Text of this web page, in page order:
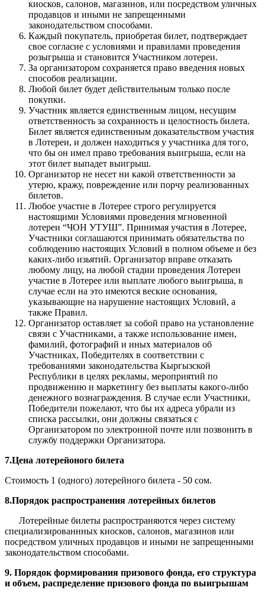
киосков, салонов, магазинов, или посредством уличных
продавцов и иными не запрещенными
законодательством способами.
Каждый покупатель, приобретая билет, подтверждает
свое согласие с условиями и правилами проведения
розыгрыша и становится Участником лотереи.
За организатором сохраняется право введения новых
способов реализации.
Любой билет будет действительным только после
покупки.
Участник является единственным лицом, несущим
ответственность за сохранность и целостность билета.
Билет является единственным доказательством участия
в Лотереи, и должен находиться у участника для того,
что бы он имел право требования выигрыша, если на
этот билет выпадет выигрыш.
Организатор не несет ни какой ответственности за
утерю, кражу, повреждение или порчу реализованных
билетов.
Любое участие в Лотерее строго регулируется
настоящими Условиями проведения мгновенной
лотереи “ЧОН УТУШ”. Принимая участия в Лотерее,
Участники соглашаются принимать обязательства по
соблюдению настоящих Условий в полном объеме и без
каких-либо изьятий. Организатор вправе отказать
любому лицу, на любой стадии проведения Лотереи
участие в Лотерее или выплате любого выигрыша, в
случае если на это имеются веские основания,
указывающие на нарушение настоящих Условий, а
также Правил.
Организатор оставляет за собой право на установление
связи с Участниками, а также использование имен,
фамилий, фотографий и иных материалов об
Участниках, Победителях в соответствии с
требованиями законодательства Кыргызской
Республики в целях рекламы, мероприятий по
продвижению и маркетингу без выплаты какого-либо
денежного вознаграждения. В случае если Участники,
Победители пожелают, что бы их адреса убрали из
списка рассылки, они должны связаться с
Организатором по электронной почте или позвонить в
службу поддержки Организатора.
7.Цена лотерейоного билета
Стоимость 1 (одного) лотерейного билета - 50 сом.
8.Порядок распространения лотерейных билетов
Лотерейные билеты распространяются через систему
специализированнных киосков, салонов, магазинов или
посредством уличных продавцов и иными не запрещенными
законодательством способами.
9. Порядок формирования призового фонда, его структура
и объем, распределение призового фонда по выигрышам